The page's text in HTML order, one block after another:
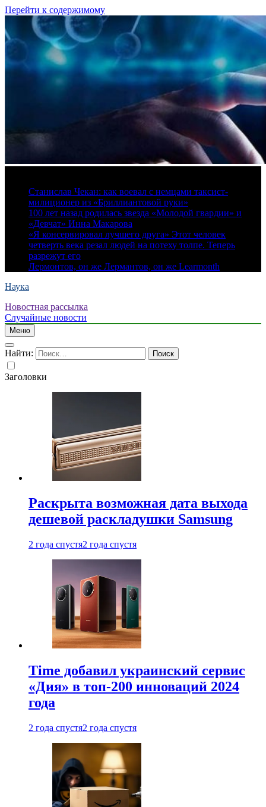
Перейти к содержимому
Станислав Чекан: как воевал с немцами таксист-
милиционер из «Бриллиантовой руки»
100 лет назад родилась звезда «Молодой гвардии» и
«Девчат» Инна Макарова
«Я консервировал лучшего друга» Этот человек
четверть века резал людей на потеху толпе. Теперь
разрежут его
Лермонтов, он же Лермантов, он же Learmonth
Наука
Новостная рассылка
Случайные новости
Меню
Найти:
Заголовки
Раскрыта возможная дата выхода
дешевой раскладушки Samsung
2 года спустя2 года спустя
Time добавил украинский сервис
«Дия» в топ-200 инноваций 2024
года
2 года спустя2 года спустя